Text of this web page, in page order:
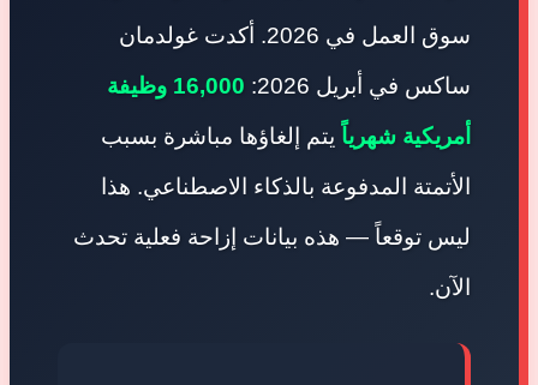
سوق العمل في 2026. أكدت غولدمان
ساكس في أبريل 2026:
16,000 وظيفة
أمريكية شهرياًيتم إلغاؤها مباشرة بسبب
الأتمتة المدفوعة بالذكاء الاصطناعي. هذا
ليس توقعاً — هذه بيانات إزاحة فعلية تحدث